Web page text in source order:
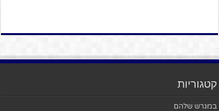
קטגוריות
במגרש שלהם